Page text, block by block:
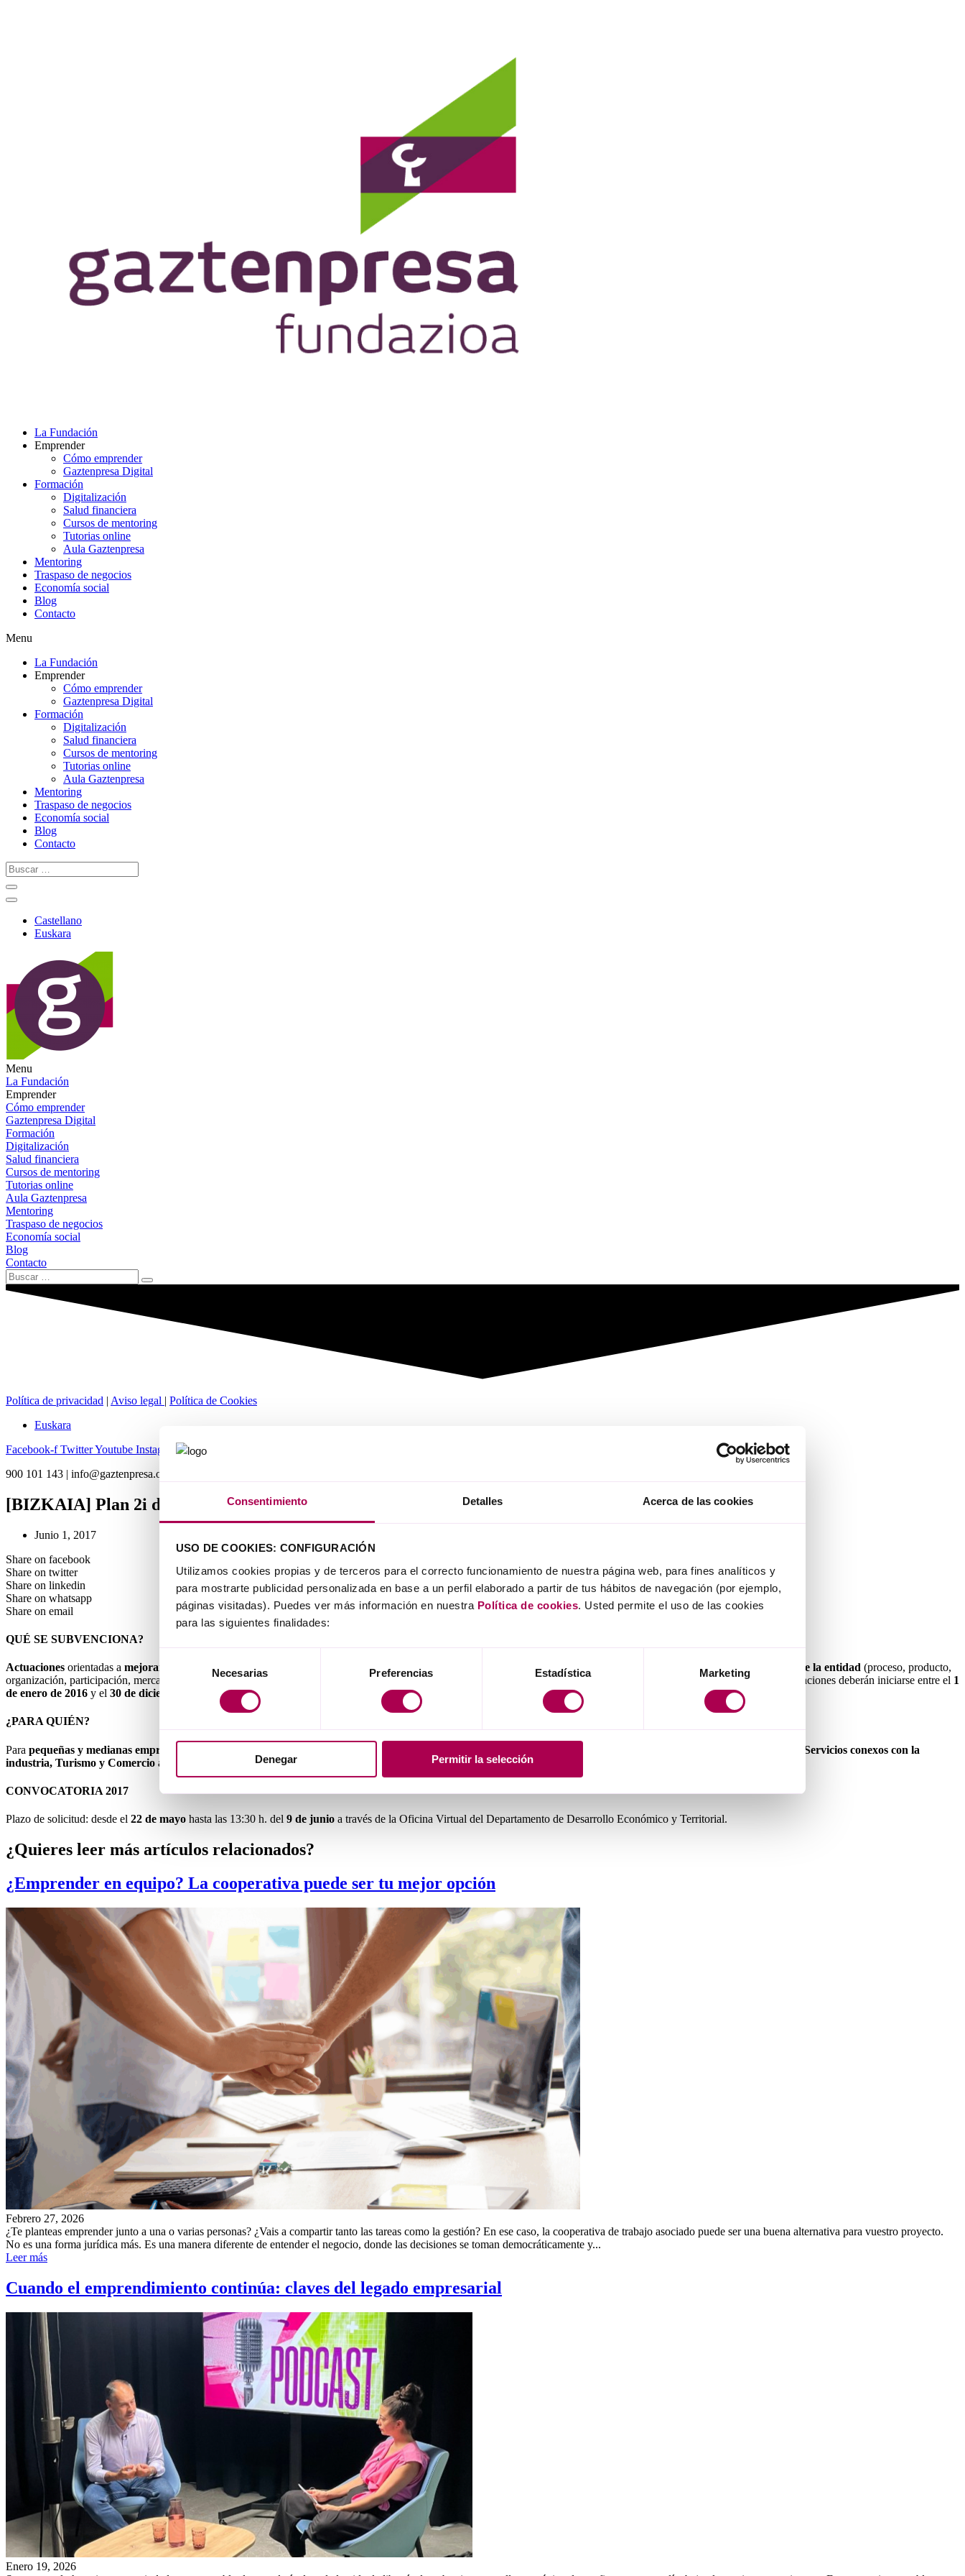
Consentimiento Detalles Acerca de las cookies
USO DE COOKIES: CONFIGURACIÓN
Utilizamos cookies propias y de terceros para el correcto funcionamiento de nuestra página web, para fines analíticos y
para mostrarte publicidad personalizada en base a un perfil elaborado a partir de tus hábitos de navegación (por ejemplo,
páginas visitadas). Puedes ver más información en nuestra Política de cookies. Usted permite el uso de las cookies
para las siguientes finalidades:
de
consentimiento
Necesarias Preferencias Estadística Marketing
Denegar Permitir la selección
La Fundación
Emprender
Cómo emprender
Gaztenpresa Digital
Formación
Digitalización
Salud financiera
Cursos de mentoring
Tutorias online
Aula Gaztenpresa
Mentoring
Traspaso de negocios
Economía social
Blog
Contacto
Menu
La Fundación
Emprender
Cómo emprender
Gaztenpresa Digital
Formación
Digitalización
Salud financiera
Cursos de mentoring
Tutorias online
Aula Gaztenpresa
Mentoring
Traspaso de negocios
Economía social
Blog
Contacto
Castellano
Euskara
Menu
La Fundación
Emprender
Cómo emprender
Gaztenpresa Digital
Formación
Digitalización
Salud financiera
Cursos de mentoring
Tutorias online
Aula Gaztenpresa
Mentoring
Traspaso de negocios
Economía social
Blog
Contacto
Política de privacidad | Aviso legal | Política de Cookies
Euskara
Facebook-f TwitterYoutube Instagram Linkedin-in
900 101 143 | info@gaztenpresa.org
[BIZKAIA] Plan 2i de Promoción de la Innovación y la Inversión avanzada para 2017
Junio 1, 2017
Share on facebook
Share on twitter
Share on linkedin
Share on whatsapp
Share on email
QUÉ SE SUBVENCIONA?
Actuaciones orientadas a mejorar la competitividad de la entidad solicitante mediante proyectos de innovación , tanto tecnológica como no tecnológica, en cualquier área de la entidad (proceso, producto,
organización, participación, mercado, protección de la propiedad…)
e inversiones avanzadas, coherentes con el modelo de negocio de la entidad y con alto impacto. Estas actuaciones deberán iniciarse entre el 1
de enero de 2016 y el 30 de diciembre de 2017y finalizarse con anterioridad al 30 de junio de 2018
¿PARA QUIÉN?
Para pequeñas y medianas empresas de Bizkaia
Industria, Construcción, Transporte, Servicios conexos con la
industria, Turismo y Comercio al por Mayor
CONVOCATORIA 2017
Plazo de solicitud: desde el 22 de mayo hasta las 13:30 h. del 9 de junio a través de la Oficina Virtual del Departamento de Desarrollo Económico y Territorial.
¿Quieres leer más artículos relacionados?
¿Emprender en equipo? La cooperativa puede ser tu mejor opción
Febrero 27, 2026
¿Te planteas emprender junto a una o varias personas? ¿Vais a compartir tanto las tareas como la gestión? En ese caso, la cooperativa de trabajo asociado puede ser una buena alternativa para vuestro proyecto.
No es una forma jurídica más. Es una manera diferente de entender el negocio, donde las decisiones se toman democráticamente y...
Leer más
Cuando el emprendimiento continúa: claves del legado empresarial
Enero 19, 2026